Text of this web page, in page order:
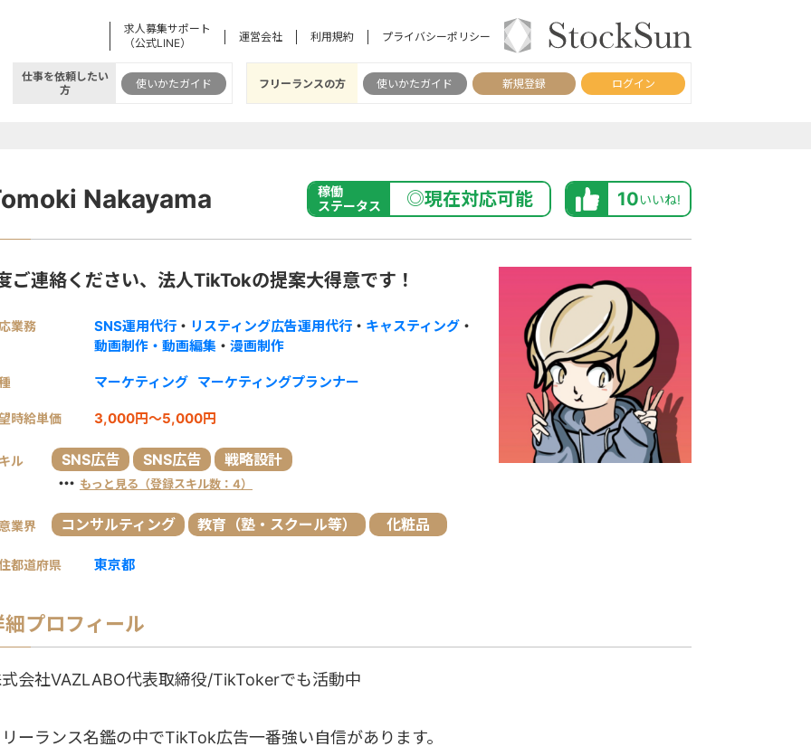
求人募集サポート
（公式LINE）
運営会社 利用規約 プライバシーポリシー
仕事を依頼したい
方
使いかたガイド フリーランスの方 使いかたガイド 新規登録 ログイン
Nakayama
稼働
ステータス
◎現在対応可能 10いいね!
ご連絡ください、法人TikTokの提案大得意です！
業務 SNS運用代行 ・ リスティング広告運用代行 ・ キャスティング ・
動画制作・動画編集 ・ 漫画制作
マーケティング マーケティングプランナー
時給単価 3,000円～5,000円
ル SNS広告 SNS広告 戦略設計
・・・ もっと見る（登録スキル数：4）
業界 コンサルティング 教育（塾・スクール等） 化粧品
都道府県 東京都
細プロフィール
会社VAZLABO代表取締役/TikTokerでも活動中
ーランス名鑑の中でTikTok広告一番強い自信があります。